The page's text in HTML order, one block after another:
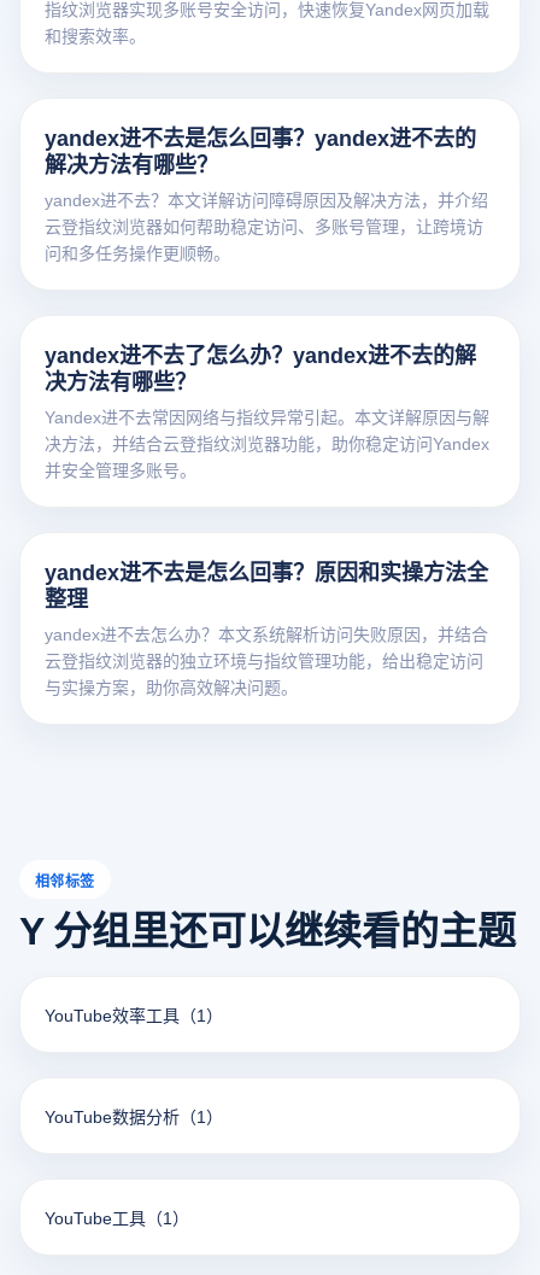
指纹浏览器实现多账号安全访问，快速恢复Yandex网页加载
和搜索效率。
yandex进不去是怎么回事？yandex进不去的
解决方法有哪些？
yandex进不去？本文详解访问障碍原因及解决方法，并介绍
云登指纹浏览器如何帮助稳定访问、多账号管理，让跨境访
问和多任务操作更顺畅。
yandex进不去了怎么办？yandex进不去的解
决方法有哪些？
Yandex进不去常因网络与指纹异常引起。本文详解原因与解
决方法，并结合云登指纹浏览器功能，助你稳定访问Yandex
并安全管理多账号。
yandex进不去是怎么回事？原因和实操方法全
整理
yandex进不去怎么办？本文系统解析访问失败原因，并结合
云登指纹浏览器的独立环境与指纹管理功能，给出稳定访问
与实操方案，助你高效解决问题。
相邻标签
Y 分组里还可以继续看的主题
YouTube效率工具 （1）
YouTube数据分析 （1）
YouTube工具 （1）